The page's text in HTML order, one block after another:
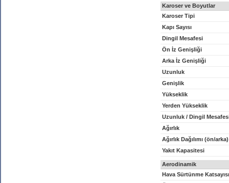
Karoser ve Boyutlar
Karoser Tipi
Kapı Sayısı
Dingil Mesafesi
Ön İz Genişliği
Arka İz Genişliği
Uzunluk
Genişlik
Yükseklik
Yerden Yükseklik
Uzunluk / Dingil
Ağırlık
Ağırlık Dağılımı (ön/arka)
Yakıt Kapasitesi
Aerodinamik
Hava Sürtünme Katsayısı